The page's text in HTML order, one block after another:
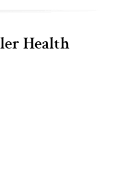
Health